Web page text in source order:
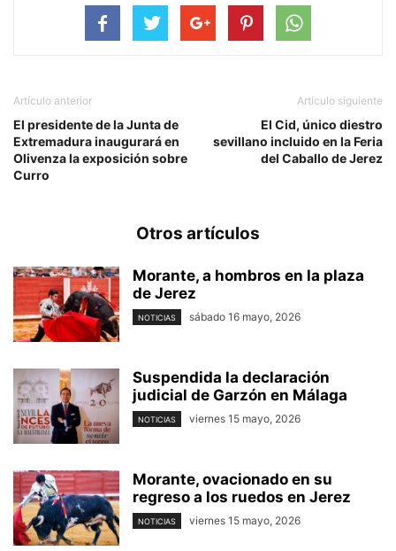
Artículo anterior
El presidente de la Junta de
Extremadura inaugurará en
Olivenza la exposición sobre
Curro
Artículo siguiente
El Cid, único diestro
sevillano incluido en la Feria
del Caballo de Jerez
Otros artículos
Morante, a hombros en la plaza
de Jerez
NOTICIAS sábado 16 mayo, 2026
Suspendida la declaración
judicial de Garzón en Málaga
NOTICIAS viernes 15 mayo, 2026
Morante, ovacionado en su
regreso a los ruedos en Jerez
NOTICIAS viernes 15 mayo, 2026